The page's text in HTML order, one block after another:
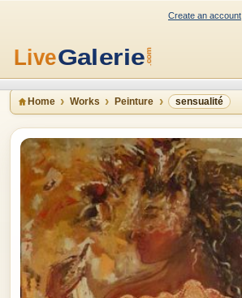
Create an account
Home Works Peinture sensualité